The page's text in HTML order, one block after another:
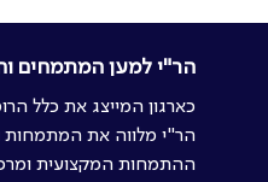
הר"י למען המתמחים
כארגון המייצג את כלל
הר"י מלווה את
ההתמחות המקצועית